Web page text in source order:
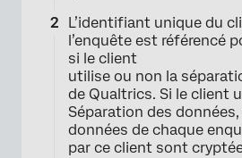
L’identifiant unique du
l’enquête est référencé
si le client
utilise ou non la
de Qualtrics. Si le client
Séparation des
données de chaque
par ce client sont